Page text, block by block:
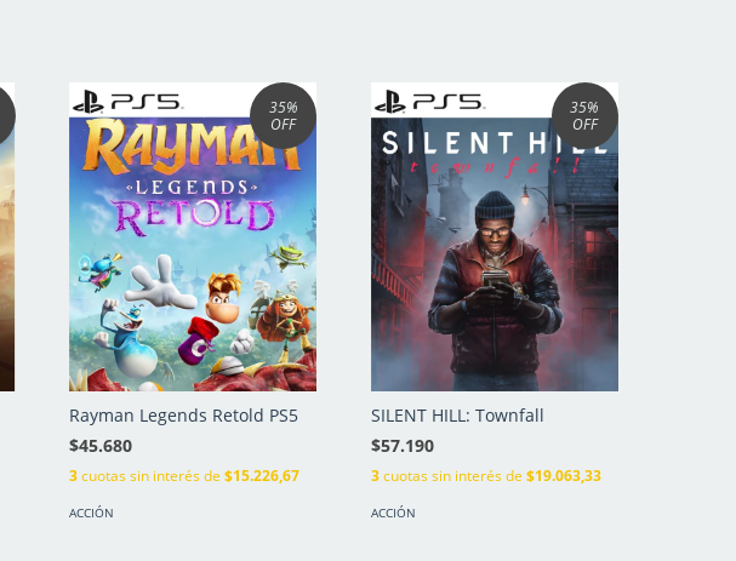
35%
OFF
Rayman Legends Retold PS5
$45.680
3cuotas sin interés de$15.226,67
ACCIÓN
35%
OFF
SILENT HILL: Townfall
$57.190
3cuotas sin interés de$19.063,33
ACCIÓN